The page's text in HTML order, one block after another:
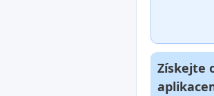
Získejte